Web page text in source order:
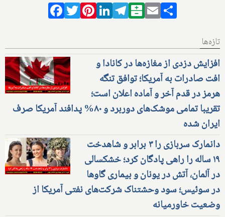
Facebook
TwitterPinterestLinkedIn
Telegram
Balatarin
Email
تازه‌ها
افزایش دزدی از مغازه‌ها در کانادا و
افت صادرات به آمریکا؛ توافق تنگه
هرمز در قدم آخر و آماده اعلان است؛
تقریبا تمامی موشک‌های دوربرد و ۸۰% پدافند آمریکا صرف
ایران شده
دانمارک سربازی را ۳ برابر و شاهدخت
۱۹ ساله را راهی پادگان کرد؛ خشکسالی
در آلمان، آتش در یونان و بیماری گاوها
در سوئیس؛ سود وحشتناک شرکت‌های نفتی آمریکا از
وضعیت خاورمیانه